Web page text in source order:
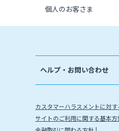
個人のお客さま
ヘルプ・お問い合わせ
カスタマーハラスメントに対
サイトのご利用に関する基本方